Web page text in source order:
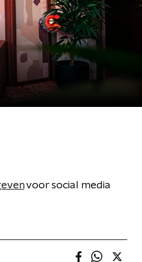
voor social media